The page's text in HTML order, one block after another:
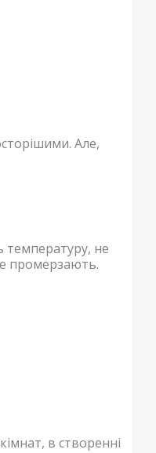
Але,
температуру, не
промерзають.
в створенні